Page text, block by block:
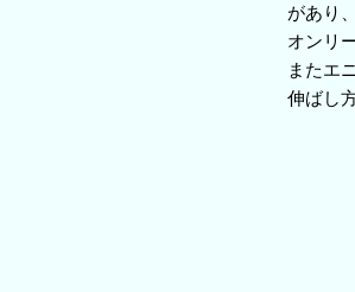
があり、他人と比較して
オンリーワンを目指
またエニアグラム分析
伸ばし方についても参